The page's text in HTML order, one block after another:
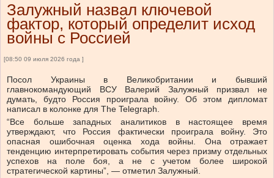
Залужный назвал ключевой
фактор, который определит исход
войны с Россией
[08:50 09 июля 2026 года ]
Посол Украины в Великобритании и бывший
главнокомандующий ВСУ Валерий Залужный призвал не
думать, будто Россия проиграла войну. Об этом дипломат
написал в колонке для The Telegraph.
“Все больше западных аналитиков в настоящее время
утверждают, что Россия фактически проиграла войну. Это
опасная ошибочная оценка хода войны. Она отражает
тенденцию интерпретировать события через призму отдельных
успехов на поле боя, а не с учетом более широкой
стратегической картины”, — отметил Залужный.